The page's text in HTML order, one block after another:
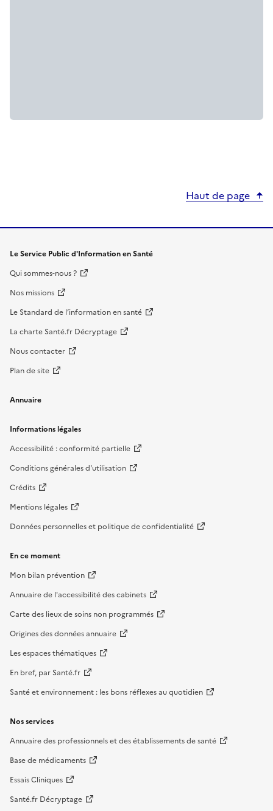
Haut de page
Le Service Public d'Information en Santé
Qui sommes-nous ?
Nos missions
Le Standard de l’information en santé
La charte Santé.fr Décryptage
Nous contacter
Plan de site
Annuaire
Informations légales
Accessibilité : conformité partielle
Conditions générales d'utilisation
Crédits
Mentions légales
Données personnelles et politique de confidentialité
En ce moment
Mon bilan prévention
Annuaire de l'accessibilité des cabinets
Carte des lieux de soins non programmés
Origines des données annuaire
Les espaces thématiques
En bref, par Santé.fr
Santé et environnement : les bons réflexes au quotidien
Nos services
Annuaire des professionnels et des établissements de santé
Base de médicaments
Essais Cliniques
Santé.fr Décryptage